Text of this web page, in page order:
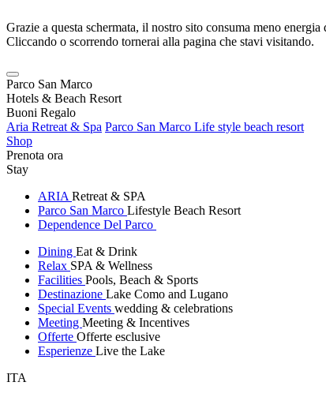
Grazie a questa schermata, il nostro sito consuma meno
Cliccando o scorrendo tornerai alla pagina che stavi visitando.
Parco San Marco
Hotels & Beach Resort
Buoni Regalo
Aria Retreat & Spa Parco San Marco Life style beach resort
Shop
Prenota ora
Stay
ARIA Retreat & SPA
Parco San Marco Lifestyle Beach Resort
Dependence Del Parco
Dining Eat & Drink
Relax SPA & Wellness
Facilities Pools, Beach & Sports
Destinazione Lake Como and Lugano
Special Events wedding & celebrations
Meeting Meeting & Incentives
Offerte Offerte esclusive
Esperienze Live the Lake
ITA